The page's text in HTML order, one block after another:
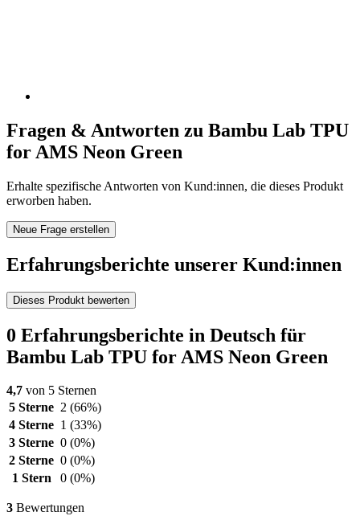
Fragen & Antworten zu Bambu Lab TPU
for AMS Neon Green
Erhalte spezifische Antworten von Kund:innen, die dieses Produkt
erworben haben.
Neue Frage erstellen
Erfahrungsberichte unserer Kund:innen
Dieses Produkt bewerten
0 Erfahrungsberichte in Deutsch für
Bambu Lab TPU for AMS Neon Green
4,7 von 5 Sternen
5 Sterne 2 (66%)
4 Sterne 1 (33%)
3 Sterne 0 (0%)
2 Sterne 0 (0%)
1 Stern
0 (0%)
3 Bewertungen